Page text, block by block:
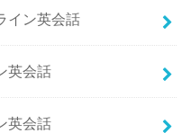
イン英会話
英会話
英会話